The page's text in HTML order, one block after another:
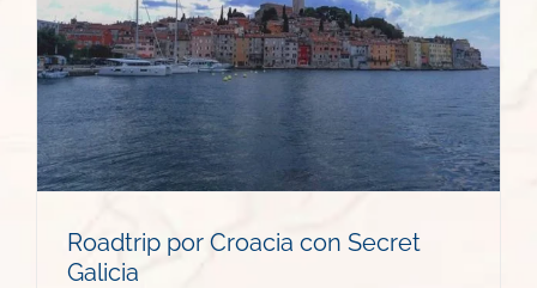
Roadtrip por Croacia con Secret
Galicia